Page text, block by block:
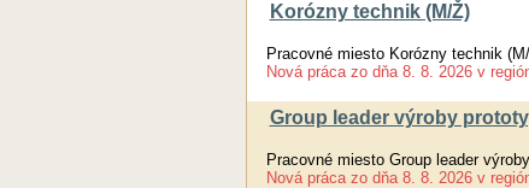
Korózny technik (M/Ž)
Pracovné miesto Korózny technik
Nová práca zo dňa 8. 8. 2026 v
Group leader výroby
Pracovné miesto Group leader
Nová práca zo dňa 8. 8. 2026 v